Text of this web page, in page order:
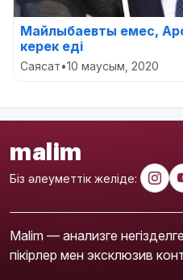
Майлыбаевты емес,
керек еді
Саясат•10 маусым, 2020
malim
Біз әлеуметтік желіде:
Malim — анализге
пікірлер мен эксклюзив